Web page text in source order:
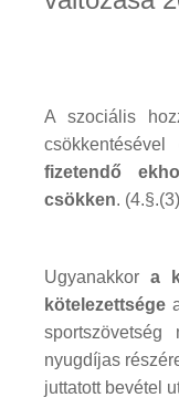
A szociális
csökkentésével
fizetendő
csökken.
Ugyanakkor a
kötelezettsége
nyugdíjas
juttatott bevétel